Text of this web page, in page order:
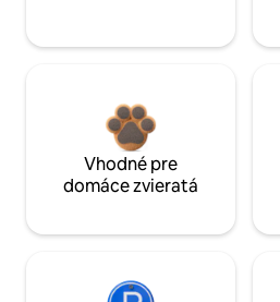
Vhodné pre
domáce zvieratá